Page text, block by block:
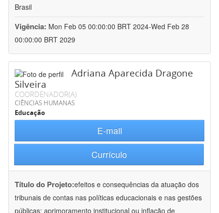
Brasil
Vigência: Mon Feb 05 00:00:00 BRT 2024-Wed Feb 28
00:00:00 BRT 2029
Adriana Aparecida Dragone
Silveira
COORDENADOR(A)
CIÊNCIAS HUMANAS
Educação
E-mail
Currículo
Título do Projeto:efeitos e consequências da atuação dos
tribunais de contas nas políticas educacionais e nas gestões
públicas: aprimoramento institucional ou inflação de